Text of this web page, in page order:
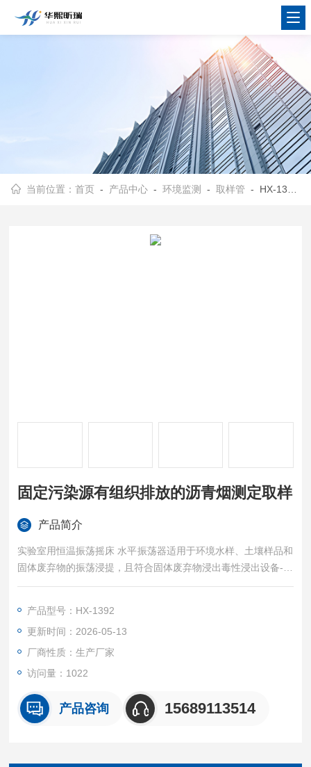
当前位置：首页 - 产品中心 -环境监测 -取样管 - HX-1392固定污染源有组织排放的沥青烟测定取样
固定污染源有组织排放的沥青烟测定取样
产品简介
实验室用恒温振荡摇床 水平振荡器适用于环境水样、土壤样品和
固体废弃物的振荡浸提，且符合固体废弃物浸出毒性浸出设备-中
国环境保护标准（HJ-2009）设备标准；含有害物质的固体废弃
染环境。固定污染源有组织排放的沥青烟测定取样
产品型号：HX-1392
更新时间：2026-05-13
厂商性质：生产厂家
访问量：1022
产品咨询 15689113514